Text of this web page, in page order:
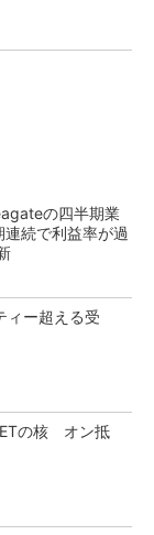
の四半期業
続で利益率が過
ィー超える受
の核 オン抵